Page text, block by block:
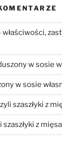
właściwości,
w sosie
w sosie
szaszłyki z
szaszłyki z